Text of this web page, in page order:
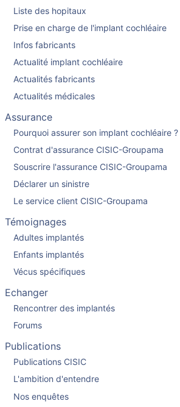
Liste des hopitaux
Prise en charge de l'implant cochléaire
Infos fabricants
Actualité implant cochléaire
Actualités fabricants
Actualités médicales
Assurance
Pourquoi assurer son implant cochléaire ?
Contrat d'assurance CISIC-Groupama
Souscrire l'assurance CISIC-Groupama
Déclarer un sinistre
Le service client CISIC-Groupama
Témoignages
Adultes implantés
Enfants implantés
Vécus spécifiques
Echanger
Rencontrer des implantés
Forums
Publications
Publications CISIC
L'ambition d'entendre
Nos enquêtes